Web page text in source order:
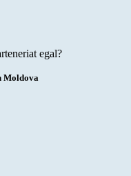
egal?
Moldova